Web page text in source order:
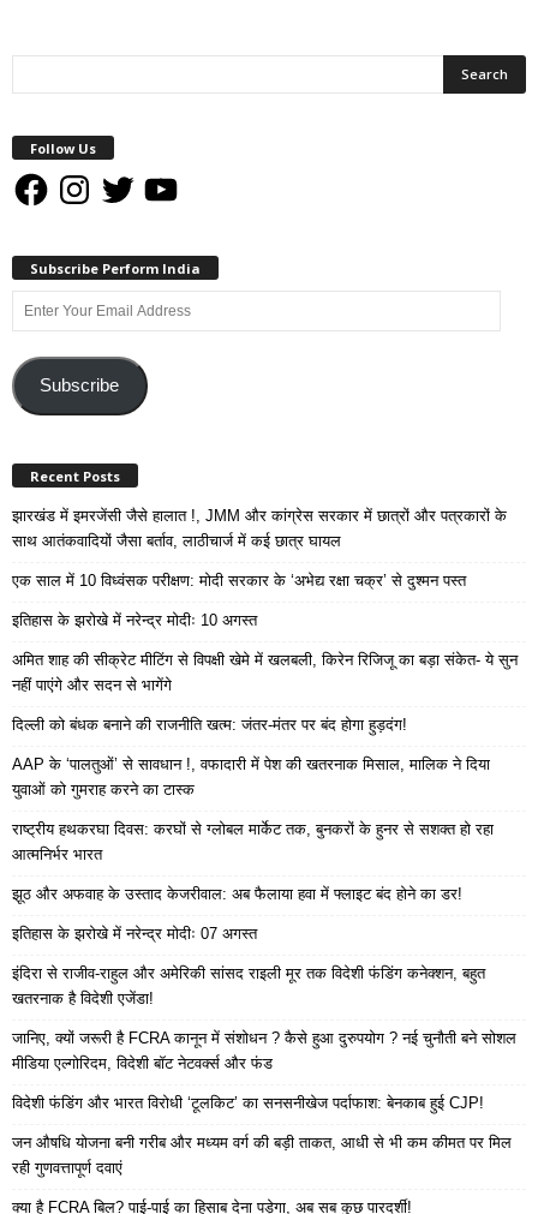
Follow Us
FacebookInstagram
Twitter YouTube
Subscribe Perform India
Enter
Your
Email
AddressSubscribe
Recent Posts
झारखंड में इमरजेंसी जैसे हालात !, JMM और कांग्रेस सरकार में छात्रों और पत्रकारों के
साथ आतंकवादियों जैसा बर्ताव, लाठीचार्ज में कई छात्र घायल
एक साल में 10 विध्वंसक परीक्षण: मोदी सरकार के ‘अभेद्य रक्षा चक्र’ से दुश्मन पस्त
इतिहास के झरोखे में नरेन्द्र मोदीः 10 अगस्त
अमित शाह की सीक्रेट मीटिंग से विपक्षी खेमे में खलबली, किरेन रिजिजू का बड़ा संकेत- ये सुन
नहीं पाएंगे और सदन से भागेंगे
दिल्ली को बंधक बनाने की राजनीति खत्म: जंतर-मंतर पर बंद होगा हुड़दंग!
AAP के ‘पालतुओं’ से सावधान !, वफादारी में पेश की खतरनाक मिसाल, मालिक ने दिया
युवाओं को गुमराह करने का टास्क
राष्ट्रीय हथकरघा दिवस: करघों से ग्लोबल मार्केट तक, बुनकरों के हुनर से सशक्त हो रहा
आत्मनिर्भर भारत
झूठ और अफवाह के उस्ताद केजरीवाल: अब फैलाया हवा में फ्लाइट बंद होने का डर!
इतिहास के झरोखे में नरेन्द्र मोदीः 07 अगस्त
इंदिरा से राजीव-राहुल और अमेरिकी सांसद राइली मूर तक विदेशी फंडिंग कनेक्शन, बहुत
खतरनाक है विदेशी एजेंडा!
जानिए, क्यों जरूरी है FCRA कानून में संशोधन ? कैसे हुआ दुरुपयोग ? नई चुनौती बने सोशल
मीडिया एल्गोरिदम, विदेशी बॉट नेटवर्क्स और फंड
विदेशी फंडिंग और भारत विरोधी ‘टूलकिट’ का सनसनीखेज पर्दाफाश: बेनकाब हुई CJP!
जन औषधि योजना बनी गरीब और मध्यम वर्ग की बड़ी ताकत, आधी से भी कम कीमत पर मिल
रही गुणवत्तापूर्ण दवाएं
क्या है FCRA बिल? पाई-पाई का हिसाब देना पड़ेगा, अब सब कुछ पारदर्शी!